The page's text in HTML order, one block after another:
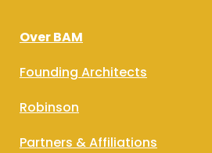
Over BAM
Founding Architects
Robinson
Partners & Affiliations